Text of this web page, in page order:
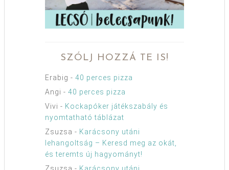
SZÓLJ HOZZÁ TE IS!
Erabig - 40 perces pizza
Angi - 40 perces pizza
Vivi - Kockapóker játékszabály és
nyomtatható táblázat
Zsuzsa - Karácsony utáni
lehangoltság – Keresd meg az okát,
és teremts új hagyományt!